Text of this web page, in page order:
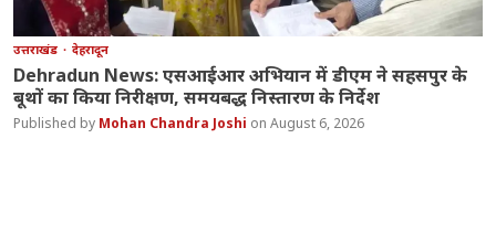
उत्तराखंड देहरादून
Dehradun News: एसआईआर अभियान में डीएम ने सहसपुर के
बूथों का किया निरीक्षण, समयबद्ध निस्तारण के निर्देश
Mohan Chandra Joshi August 6, 2026